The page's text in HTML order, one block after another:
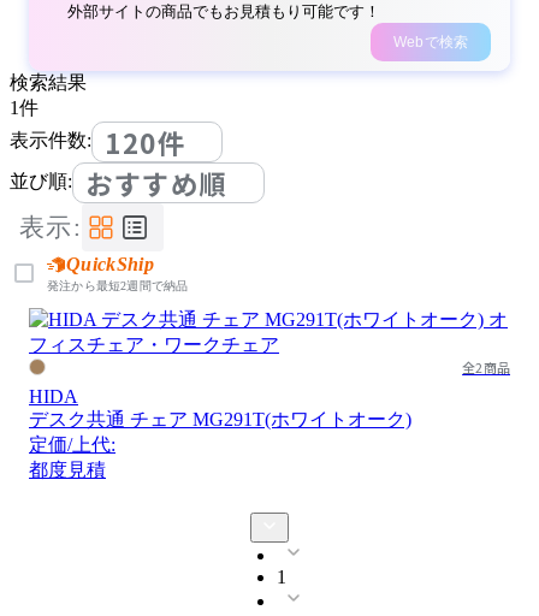
外部サイトの商品でもお見積もり可能です！
Webで検索
検索結果
1件
表示件数:
120件
並び順: おすすめ順
表示:
QuickShip
発注から最短2週間で納品
全2商品
HIDA
デスク共通 チェア MG291T(ホワイトオーク)
定価/上代:
都度見積
1